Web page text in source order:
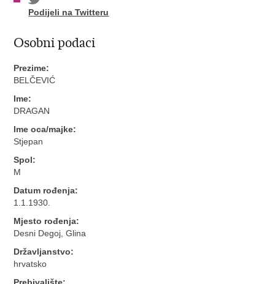
Podijeli na Twitteru
Osobni podaci
Prezime:
BELČEVIĆ
Ime:
DRAGAN
Ime oca/majke:
Stjepan
Spol:
M
Datum rođenja:
1.1.1930.
Mjesto rođenja:
Desni Degoj, Glina
Državljanstvo:
hrvatsko